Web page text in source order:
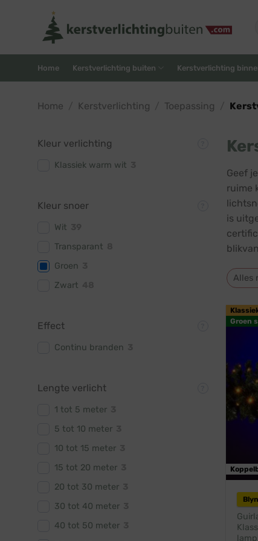
Home Kerstverlichting buiten Kerstverlichting
Home Kerstverlichting Toepassing
Kleur verlichting
Klassiek warm wit
Kleur snoer
Wit
Transparant
Groen
Zwart
Effect
Continu branden
Lengte verlicht
1 tot 5 meter
5 tot 10 meter
10 tot 15 meter
15 tot 20 meter
20 tot 30 meter
30 tot 40 meter
40 tot 50 meter
Geef
ruime
is
Alles
Groen